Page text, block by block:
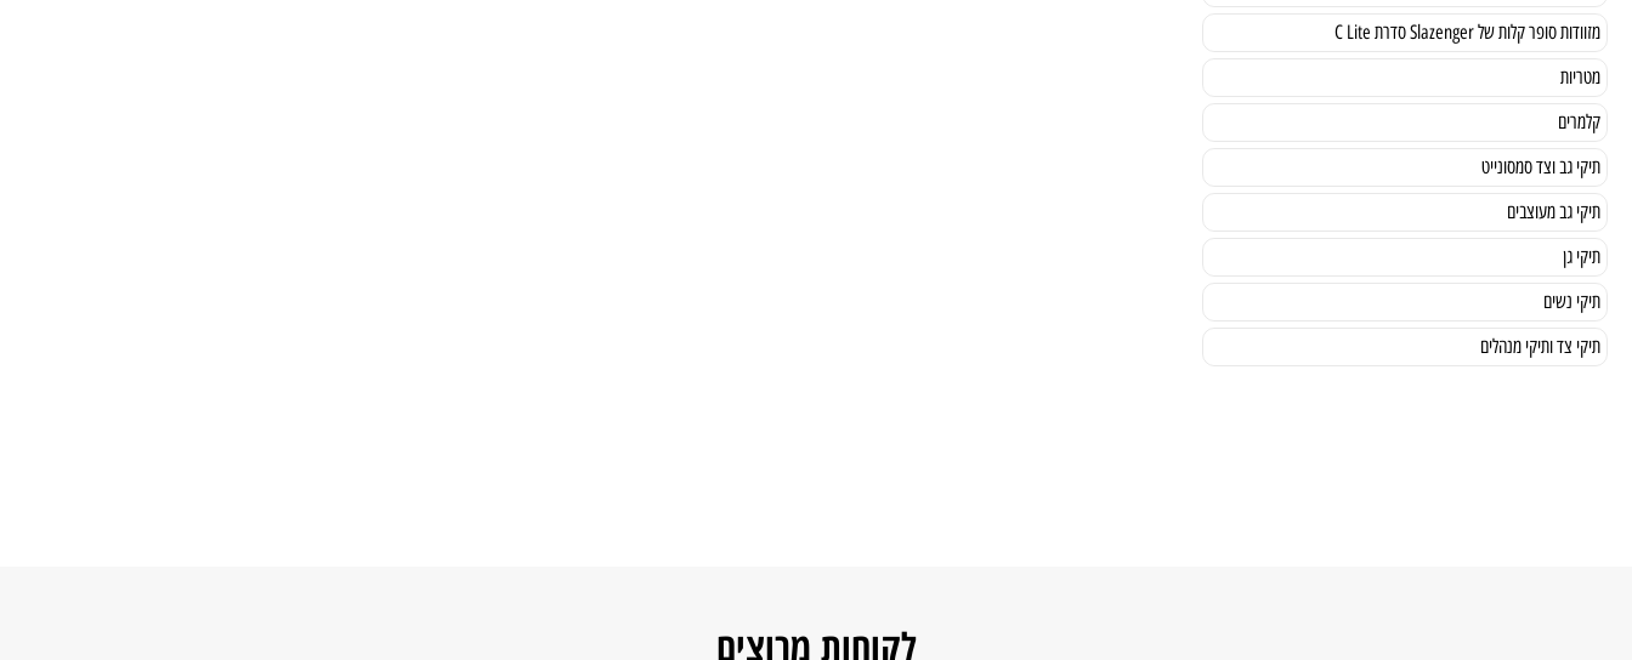
מזוודות סופר קלות של Slazenger סדרת C Lite
מטריות
קלמרים
תיקי גב וצד סמסונייט
תיקי גב מעוצבים
תיקי גן
תיקי נשים
תיקי צד ותיקי מנהלים
לקוחות מרוצים